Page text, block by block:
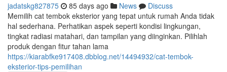
jadatskg827875 85 days ago News
Discuss
Memilih cat tembok eksterior yang tepat untuk rumah Anda tidak
hal sederhana. Perhatikan aspek seperti kondisi lingkungan,
tingkat radiasi matahari, dan tampilan yang diinginkan. Pilihlah
produk dengan fitur tahan lama
https://kiarabfke917408.dbblog.net/14494932/cat-tembok-
eksterior-tips-pemilihan